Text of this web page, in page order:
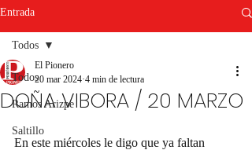
Entrada
Todos
Ramos Arizpe
Saltillo
Todos
DOÑA VIBORA / 20 MARZO
El Pionero
20 mar 2024 4 min de lectura
En este miércoles le digo que ya faltan